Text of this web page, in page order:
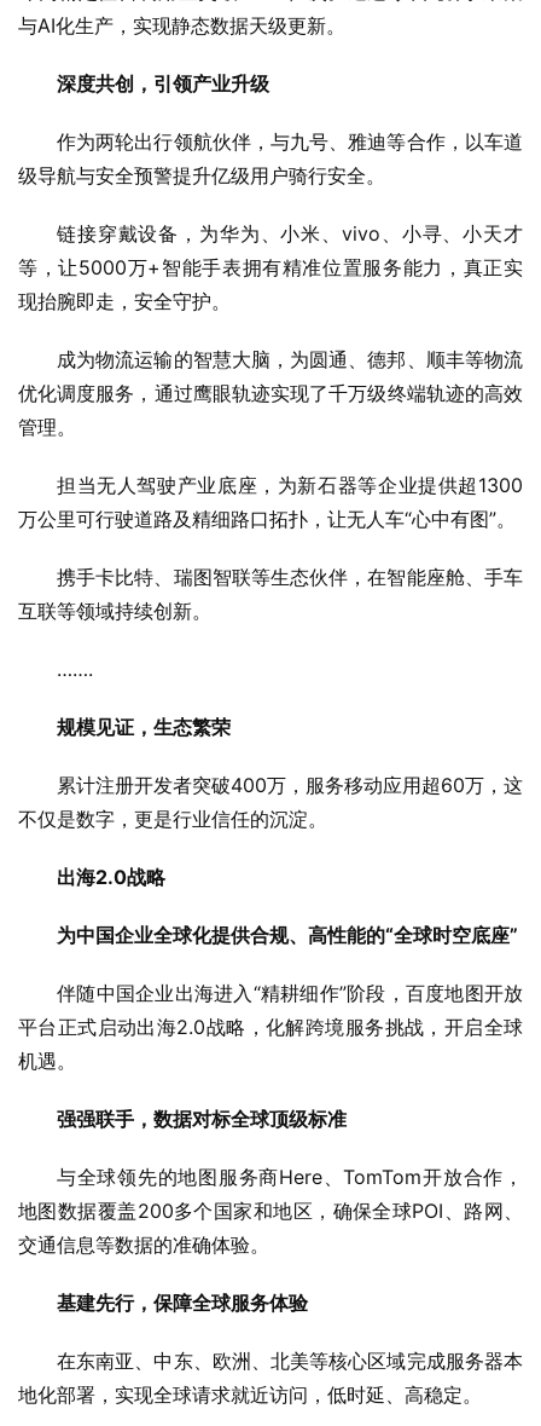
与AI化生产，实现静态数据天级更新。
深度共创，引领产业升级
作为两轮出行领航伙伴，与九号、雅迪等合作，以车道
级导航与安全预警提升亿级用户骑行安全。
链接穿戴设备，为华为、小米、vivo、小寻、小天才
等，让5000万+智能手表拥有精准位置服务能力，真正实
现抬腕即走，安全守护。
成为物流运输的智慧大脑，为圆通、德邦、顺丰等物流
优化调度服务，通过鹰眼轨迹实现了千万级终端轨迹的高效
管理。
担当无人驾驶产业底座，为新石器等企业提供超1300
万公里可行驶道路及精细路口拓扑，让无人车“心中有图”。
携手卡比特、瑞图智联等生态伙伴，在智能座舱、手车
互联等领域持续创新。
…….
规模见证，生态繁荣
累计注册开发者突破400万，服务移动应用超60万，这
不仅是数字，更是行业信任的沉淀。
出海2.0战略
为中国企业全球化提供合规、高性能的“全球时空底座”
伴随中国企业出海进入“精耕细作”阶段，百度地图开放
平台正式启动出海2.0战略，化解跨境服务挑战，开启全球
机遇。
强强联手，数据对标全球顶级标准
与全球领先的地图服务商Here、TomTom开放合作，
地图数据覆盖200多个国家和地区，确保全球POI、路网、
交通信息等数据的准确体验。
基建先行，保障全球服务体验
在东南亚、中东、欧洲、北美等核心区域完成服务器本
地化部署，实现全球请求就近访问，低时延、高稳定。